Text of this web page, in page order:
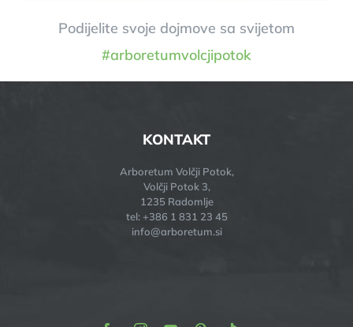
Podijelite svoje dojmove sa svijetom
#arboretumvolcjipotok
KONTAKT
Arboretum Volčji Potok,
Volčji Potok 3,
1235 Radomlje
tel: +386 1 831 23 45
info@arboretum.si